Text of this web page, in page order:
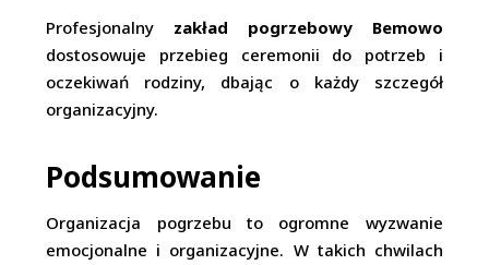
Profesjonalny zakład pogrzebowy Bemowo
dostosowuje przebieg ceremonii do potrzeb i
oczekiwań rodziny, dbając o każdy szczegół
organizacyjny.
Podsumowanie
Organizacja pogrzebu to ogromne wyzwanie
emocjonalne i organizacyjne. W takich chwilach